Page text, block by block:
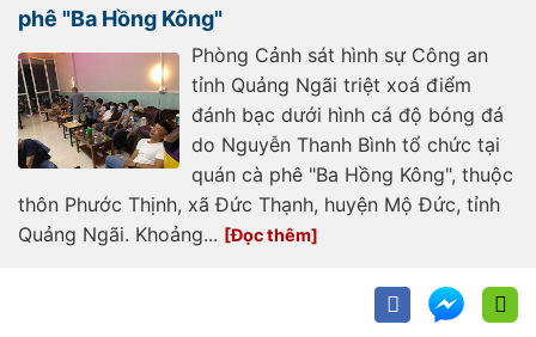
phê "Ba Hồng Kông"
Phòng Cảnh sát hình sự Công an
tỉnh Quảng Ngãi triệt xoá điểm
đánh bạc dưới hình cá độ bóng đá
do Nguyễn Thanh Bình tổ chức tại
quán cà phê "Ba Hồng Kông", thuộc
thôn Phước Thịnh, xã Đức Thạnh, huyện Mộ Đức, tỉnh
Quảng Ngãi. Khoảng...